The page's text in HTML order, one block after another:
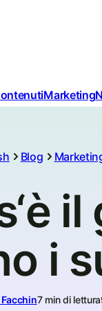
Marketing
Blog
i
7 min di lettura